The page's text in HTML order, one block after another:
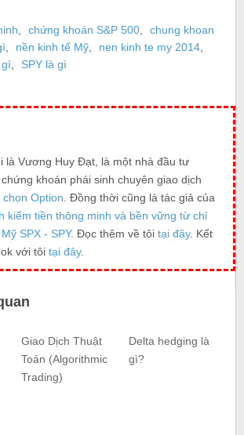
chứng khoán S&P 500
chung khoan
nền kinh tế Mỹ nen kinh te my 2014
SPY là gì
là Vương Huy Đạt, là một nhà đầu tư
khoán phái sinh chuyên giao dịch
Option . Đồng thời cũng là tác giả của
kiếm tiền thông minh và bền vững từ chỉ
SPX - SPY. Đọc thêm về tôi tại đây. Kết
với tôi tại đây.
Giao Dịch Thuật
Toán (Algorithmic
Trading)
Delta hedging là
gì?